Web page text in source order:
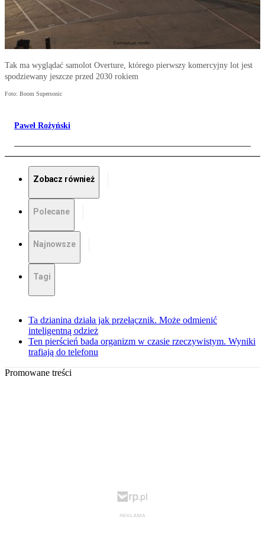
Tak ma wyglądać samolot Overture, którego pierwszy komercyjny lot jest
spodziewany jeszcze przed 2030 rokiem
Foto: Boom Supersonic
Paweł Rożyński
Zobacz również
Polecane
Najnowsze
Tagi
Ta dzianina działa jak przełącznik. Może odmienić
inteligentną odzież
Ten pierścień bada organizm w czasie rzeczywistym. Wyniki
trafiają do telefonu
Promowane treści